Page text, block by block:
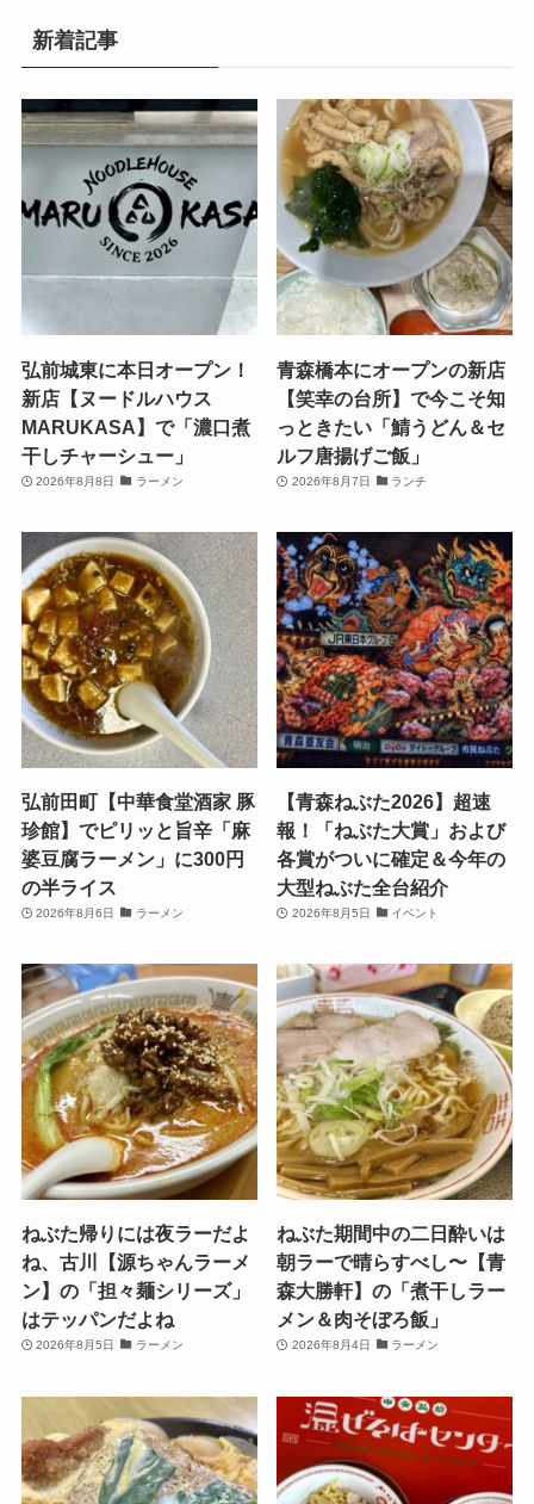
新着記事
弘前城東に本日オープン！
新店【ヌードルハウス
MARUKASA】で「濃口煮
干しチャーシュー」
2026年8月8日 ラーメン
青森橋本にオープンの新店
【笑幸の台所】で今こそ知
っときたい「鯖うどん＆セ
ルフ唐揚げご飯」
2026年8月7日 ランチ
弘前田町【中華食堂酒家 豚
珍館】でピリッと旨辛「麻
婆豆腐ラーメン」に300円
の半ライス
2026年8月6日 ラーメン
【青森ねぶた2026】超速
報！「ねぶた大賞」および
各賞がついに確定＆今年の
大型ねぶた全台紹介
2026年8月5日 イベント
ねぶた帰りには夜ラーだよ
ね、古川【源ちゃんラーメ
ン】の「担々麺シリーズ」
はテッパンだよね
2026年8月5日 ラーメン
ねぶた期間中の二日酔いは
朝ラーで晴らすべし〜【青
森大勝軒】の「煮干しラー
メン＆肉そぼろ飯」
2026年8月4日 ラーメン